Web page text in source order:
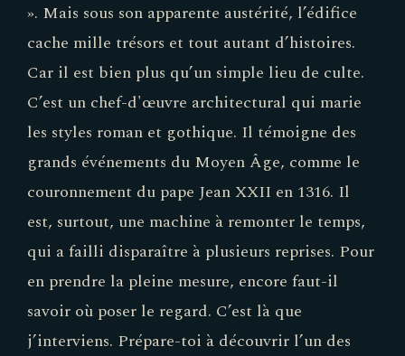
». Mais sous son apparente austérité, l’édifice
cache mille trésors et tout autant d’histoires.
Car il est bien plus qu’un simple lieu de culte.
C’est un chef-d'œuvre architectural qui marie
les styles roman et gothique. Il témoigne des
grands événements du Moyen Âge, comme le
couronnement du pape Jean XXII en 1316. Il
est, surtout, une machine à remonter le temps,
qui a failli disparaître à plusieurs reprises. Pour
en prendre la pleine mesure, encore faut-il
savoir où poser le regard. C’est là que
j’interviens. Prépare-toi à découvrir l’un des